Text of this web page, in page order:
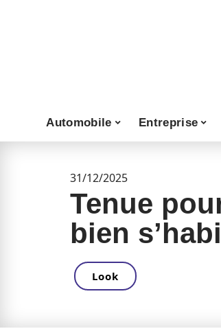
Automobile Entreprise
31/12/2025
Tenue
bien
Look